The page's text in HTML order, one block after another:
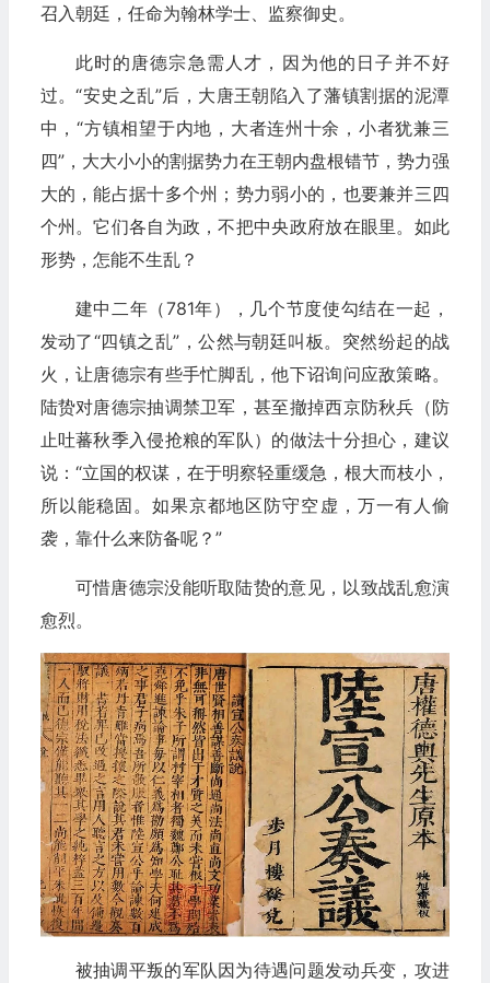
召入朝廷，任命为翰林学士、监察御史。
此时的唐德宗急需人才，因为他的日子并不好
过。“安史之乱”后，大唐王朝陷入了藩镇割据的泥潭
中，“方镇相望于内地，大者连州十余，小者犹兼三
四”，大大小小的割据势力在王朝内盘根错节，势力强
大的，能占据十多个州；势力弱小的，也要兼并三四
个州。它们各自为政，不把中央政府放在眼里。如此
形势，怎能不生乱？
建中二年（781年），几个节度使勾结在一起，
发动了“四镇之乱”，公然与朝廷叫板。突然纷起的战
火，让唐德宗有些手忙脚乱，他下诏询问应敌策略。
陆贽对唐德宗抽调禁卫军，甚至撤掉西京防秋兵（防
止吐蕃秋季入侵抢粮的军队）的做法十分担心，建议
说：“立国的权谋，在于明察轻重缓急，根大而枝小，
所以能稳固。如果京都地区防守空虚，万一有人偷
袭，靠什么来防备呢？”
可惜唐德宗没能听取陆贽的意见，以致战乱愈演
愈烈。
被抽调平叛的军队因为待遇问题发动兵变，攻进